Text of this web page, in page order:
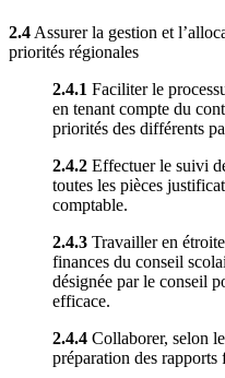
2.4 Assurer la gestion et
priorités régionales
2.4.1 Faciliter le
en tenant compte du
priorités des différents
2.4.2 Effectuer le suivi
toutes les pièces
comptable.
2.4.3 Travailler en
finances du conseil
désignée par le conseil
efficace.
2.4.4 Collaborer, selon
préparation des